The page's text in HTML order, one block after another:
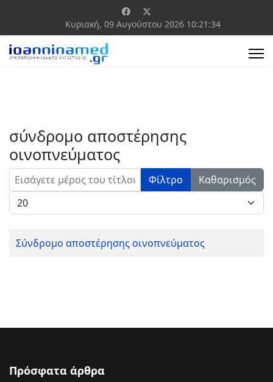
Κυριακή, 09 Αυγούστου 2026 10:21:34
σύνδρομο αποστέρησης
οινοπνεύματος
Εισάγετε μέρος του τίτλου. Φίλτρο
Καθαρισμός
Εμφάνιση #
Σύνδρομο αποστέρησης οινοπνεύματος
Πρόσφατα άρθρα